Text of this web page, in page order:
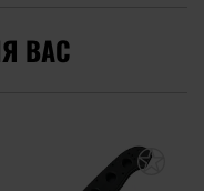
ВАС